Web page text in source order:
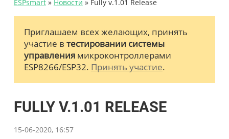
ESPsmart» Новости » Fully v.1.01 Release
Приглашаем всех желающих, принять
участие в тестировании системы
управлениямикроконтроллерами
ESP8266/ESP32. Принять участие.
FULLY V.1.01 RELEASE
15-06-2020, 16:57